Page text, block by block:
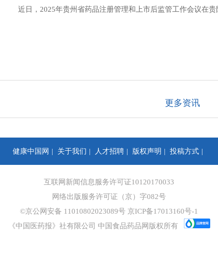
近日，2025年贵州省药品注册管理和上市后监管工作会议在
更多资讯
健康中国网 关于我们 人才招聘 版权声明 投稿方式
你问我答 合作咨询 信息保护 网站地图
互联网新闻信息服务许可证10120170033
网络出版服务许可证（京）字082号
©京公网安备 11010802023089号 京ICP备17013160号-1
《中国医药报》社有限公司 中国食品药品网版权所有